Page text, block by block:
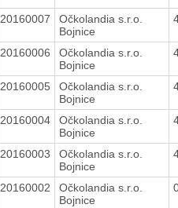
20160007
Očkolandia s.r.o.
Bojnice
20160006
Očkolandia s.r.o.
Bojnice
20160005
Očkolandia s.r.o.
Bojnice
20160004
Očkolandia s.r.o.
Bojnice
20160003
Očkolandia s.r.o.
Bojnice
20160002
Očkolandia s.r.o.
Bojnice